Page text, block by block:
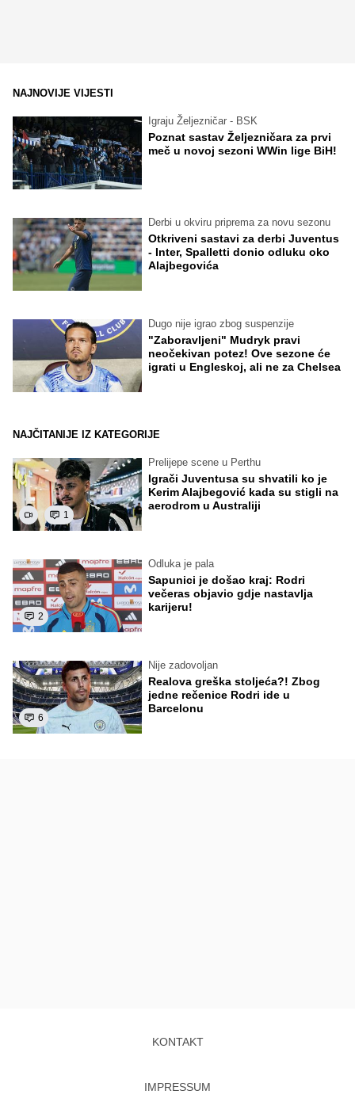
NAJNOVIJE VIJESTI
Igraju Željezničar - BSK
Poznat sastav Željezničara za prvi
meč u novoj sezoni WWin lige BiH!
Derbi u okviru priprema za novu sezonu
Otkriveni sastavi za derbi Juventus
- Inter, Spalletti donio odluku oko
Alajbegovića
Dugo nije igrao zbog suspenzije
"Zaboravljeni" Mudryk pravi
neočekivan potez! Ove sezone će
igrati u Engleskoj, ali ne za Chelsea
NAJČITANIJE IZ KATEGORIJE
1
Prelijepe scene u Perthu
Igrači Juventusa su shvatili ko je
Kerim Alajbegović kada su stigli na
aerodrom u Australiji
2
Odluka je pala
Sapunici je došao kraj: Rodri
večeras objavio gdje nastavlja
karijeru!
6
Nije zadovoljan
Realova greška stoljeća?! Zbog
jedne rečenice Rodri ide u
Barcelonu
KONTAKT
IMPRESSUM